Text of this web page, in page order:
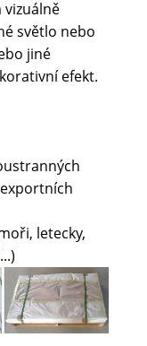
světlo nebo
jiné
efekt.
letecky,